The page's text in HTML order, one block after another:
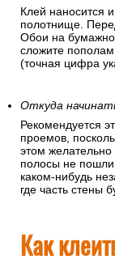
Клей наносится
полотнище.
Обои на
сложите
(точная цифра
Откуда
Рекомендуется
проемов,
этом желательно
полосы не пошли
каком-нибудь
где часть стены
Как